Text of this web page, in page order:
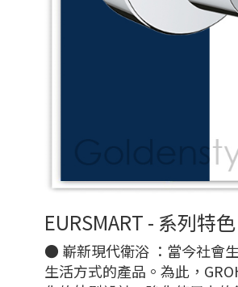
EURSMART - 系列特色
● 嶄新現代衛浴 ：當今社會
生活方式的產品。為此，